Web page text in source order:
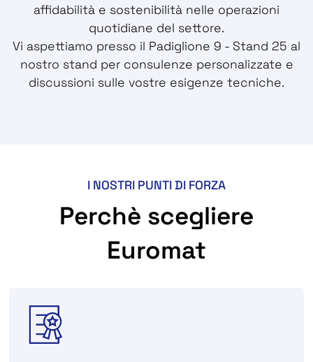
affidabilità e sostenibilità nelle operazioni
quotidiane del settore.
Vi aspettiamo presso il Padiglione 9 - Stand 25 al
nostro stand per consulenze personalizzate e
discussioni sulle vostre esigenze tecniche.
I NOSTRI PUNTI DI FORZA
Perchè scegliere
Euromat